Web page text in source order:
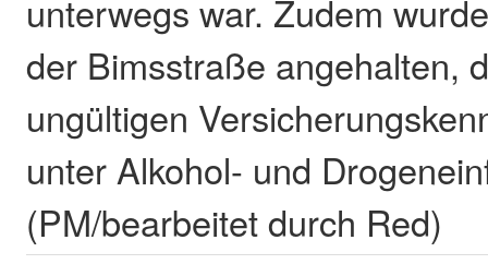
unterwegs war. Zudem
der Bimsstraße angehalten,
ungültigen
unter Alkohol- und
(PM/bearbeitet durch Red)